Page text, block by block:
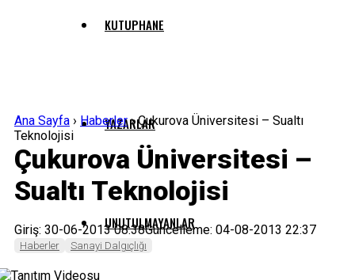
KUTUPHANE
YAZARLAR
UNUTULMAYANLAR
Ana Sayfa › Haberler›Çukurova Üniversitesi – Sualtı
Teknolojisi
Çukurova Üniversitesi –
Sualtı Teknolojisi
Giriş: 30-06-2013 08:38Güncelleme: 04-08-2013 22:37
Haberler Sanayi Dalgıçlığı